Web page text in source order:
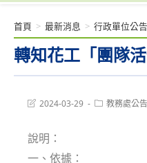
轉知花工「團隊
首頁 > 最新消息 > 行政單位公告
Post2024-03-29
Post教務處公告
說明：
一、依據：